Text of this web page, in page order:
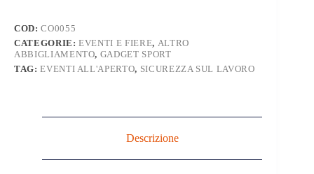
COD:CO0055
CATEGORIE:EVENTI E FIERE, ALTRO
ABBIGLIAMENTO, GADGET SPORT
TAG:EVENTI ALL'APERTO, SICUREZZA SUL LAVORO
Descrizione